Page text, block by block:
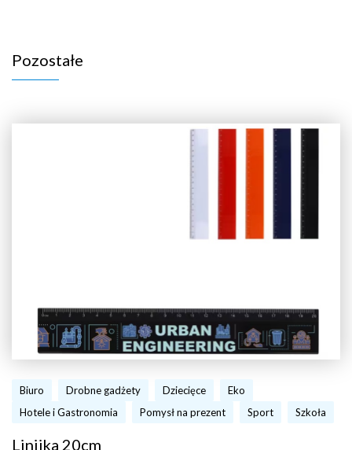
Pozostałe
Biuro Drobne gadżety Dziecięce
Eko
Hotele i Gastronomia
Pomysł na prezent Sport Szkoła
Linijka 20cm